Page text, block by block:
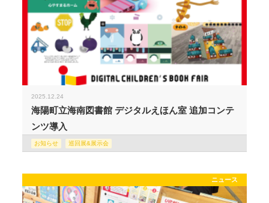
2025.12.24
海陽町立海南図書館 デジタルえほん室 追加コンテ
ンツ導入
お知らせ 巡回展&展示会
ニュース